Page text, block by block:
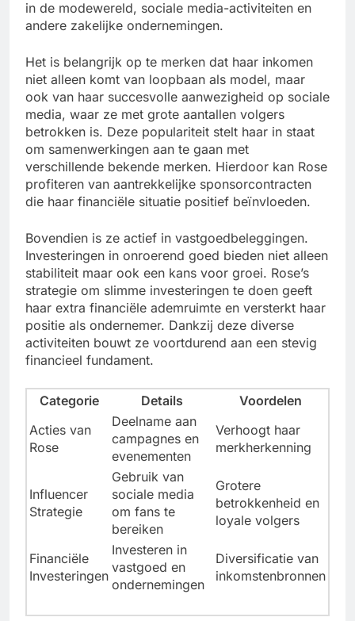
in de modewereld, sociale media-activiteiten en
andere zakelijke ondernemingen.
Het is belangrijk op te merken dat haar inkomen
niet alleen komt van loopbaan als model, maar
ook van haar succesvolle aanwezigheid op sociale
media, waar ze met grote aantallen volgers
betrokken is. Deze populariteit stelt haar in staat
om samenwerkingen aan te gaan met
verschillende bekende merken. Hierdoor kan Rose
profiteren van aantrekkelijke sponsorcontracten
die haar financiële situatie positief beïnvloeden.
Bovendien is ze actief in vastgoedbeleggingen.
Investeringen in onroerend goed bieden niet alleen
stabiliteit maar ook een kans voor groei. Rose’s
strategie om slimme investeringen te doen geeft
haar extra financiële ademruimte en versterkt haar
positie als ondernemer. Dankzij deze diverse
activiteiten bouwt ze voortdurend aan een stevig
financieel fundament.
Categorie Details
Voordelen
Acties van
Rose
Deelname aan
campagnes en
evenementen
Verhoogt haar
merkherkenning
Influencer
Strategie
Gebruik van
sociale media
om fans te
bereiken
Grotere
betrokkenheid en
loyale volgers
Financiële
Investeringen
Investeren in
vastgoed en
ondernemingen
Diversificatie van
inkomstenbronnen